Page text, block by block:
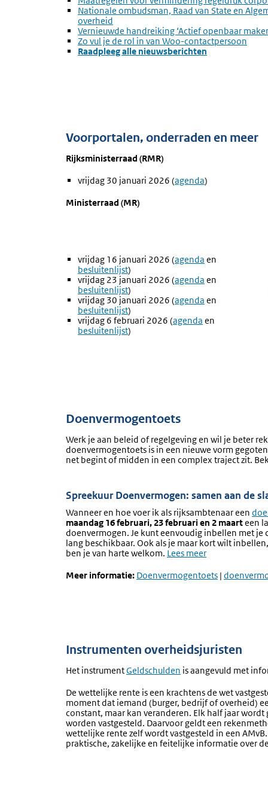
link:
Externe
link:
Nationale ombudsman, Raad van State en
overheid
Externe
link:
Vernieuwde handreiking ‘Actief openbaar
Externe
link:
Zo vul je de rol in van Woo-contactpersoon
Raadpleeg alle nieuwsberichten
Voorportalen, onderraden en meer
Rijksministerraad (RMR)
vrijdag 30 januari 2026 (Externe
agenda)
Ministerraad (MR)
vrijdag 16 januari 2026 (Externe
agenda en
besluitenlijst)
vrijdag 23 januari 2026 (Externe
agenda en
besluitenlijst)
vrijdag 30 januari 2026 (Externe
agenda en
besluitenlijst)
vrijdag 6 februari 2026 (Externe
agenda en
besluitenlijst)
Doenvermogentoets
Werk je aan beleid of regelgeving en wil je beter
doenvermogentoets is in een nieuwe vorm
net begint of midden in een complex traject zit.
Spreekuur Doenvermogen: samen aan de
Wanneer en hoe voer ik als rijksambtenaar een
maandag 16 februari, 23 februari en 2 maarteen
doenvermogen. Je kunt eenvoudig inbellen met je
lang beschikbaar. Ook als je maar kort wilt
ben je van harte welkom. Lees meer
Meer informatie: Doenvermogentoets |
Instrumenten overheidsjuristen
Het instrumentGeldschulden is aangevuld met
De wettelijke rente is een krachtens de wet
moment dat iemand (burger, bedrijf of overheid)
constant, maar kan veranderen. Elk half jaar
worden vastgesteld. Daarvoor geldt een
wettelijke rente zelf wordt vastgesteld in een
praktische, zakelijke en feitelijke informatie over